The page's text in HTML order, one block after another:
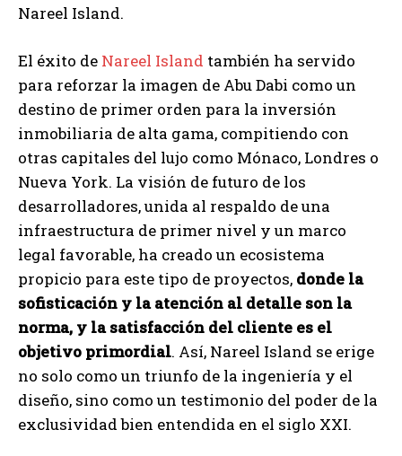
Nareel Island.
El éxito de Nareel Island también ha servido
para reforzar la imagen de Abu Dabi como un
destino de primer orden para la inversión
inmobiliaria de alta gama, compitiendo con
otras capitales del lujo como Mónaco, Londres o
Nueva York. La visión de futuro de los
desarrolladores, unida al respaldo de una
infraestructura de primer nivel y un marco
legal favorable, ha creado un ecosistema
propicio para este tipo de proyectos, donde la
sofisticación y la atención al detalle son la
norma, y la satisfacción del cliente es el
objetivo primordial. Así, Nareel Island se erige
no solo como un triunfo de la ingeniería y el
diseño, sino como un testimonio del poder de la
exclusividad bien entendida en el siglo XXI.